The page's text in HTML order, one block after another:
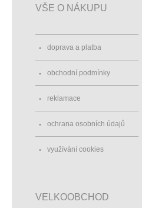
VŠE O NÁKUPU
doprava a platba
obchodní podmínky
reklamace
ochrana osobních údajů
využívání cookies
VELKOOBCHOD